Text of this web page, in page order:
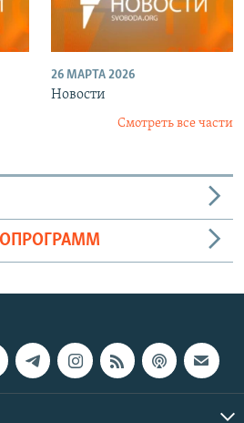
26 МАРТА 2026
Новости
Смотреть все части